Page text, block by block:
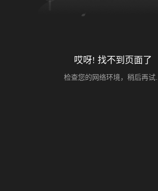
哎呀! 找不到页面了
检查您的网络环境，稍后再试...